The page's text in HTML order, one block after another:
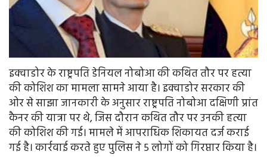
इक्वाडोर के राष्ट्रपति डेनियल नोबोआ की कथित तौर पर हत्या
की कोशिश का मामला सामने आया है। इक्वाडोर सरकार की
ओर से साझा जानकारी के अनुसार राष्ट्रपति नोबोआ दक्षिणी प्रांत
कैनर की यात्रा पर थे, जिस दौरान कथित तौर पर उनकी हत्या
की कोशिश की गई। मामले में आपराधिक शिकायत दर्ज कराई
गई है। कार्रवाई करते हुए पुलिस ने 5 लोगों को गिरप्तार किया है।